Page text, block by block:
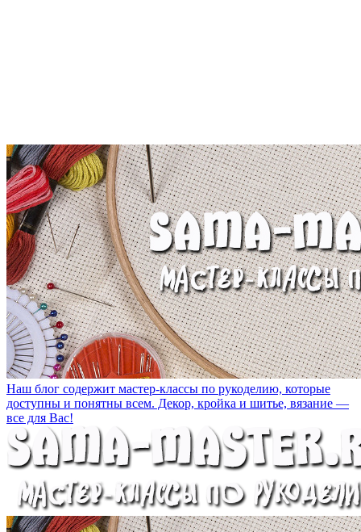
Наш блог содержит мастер-классы по рукоделию, которые
доступны и понятны всем. Декор, кройка и шитье, вязание —
все для Вас!